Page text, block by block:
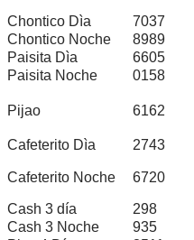
Chontico Dìa
7037
Chontico Noche
8989
Paisita Dìa
6605
Paisita Noche
0158
Pijao 6162
Cafeterito Dìa
2743
Cafeterito Noche 6720
Cash 3 día
298
Cash 3 Noche
935